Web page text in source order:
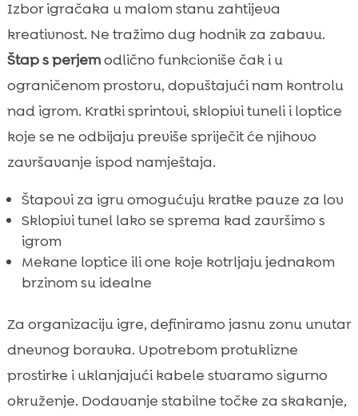
Izbor igračaka u malom stanu zahtijeva
kreativnost. Ne tražimo dug hodnik za zabavu.
Štap s perjemodlično funkcioniše čak i u
ograničenom prostoru, dopuštajući nam kontrolu
nad igrom. Kratki sprintovi, sklopivi tuneli i loptice
koje se ne odbijaju previše spriječit će njihovo
završavanje ispod namještaja.
Štapovi za igru omogućuju kratke pauze za lov
Sklopivi tunel lako se sprema kad završimo s
igrom
Mekane loptice ili one koje kotrljaju jednakom
brzinom su idealne
Za organizaciju igre, definiramo jasnu zonu unutar
dnevnog boravka. Upotrebom protuklizne
prostirke i uklanjajući kabele stvaramo sigurno
okruženje. Dodavanje stabilne točke za skakanje,